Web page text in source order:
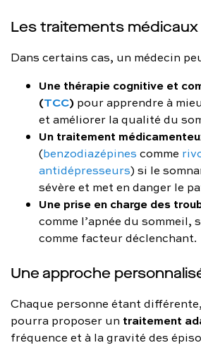
Les traitements
Dans certains cas, un médecin
Une thérapie cognitive et
(TCC) pour apprendre à
et améliorer la qualité du
Un traitement
(benzodiazépines comme
antidépresseurs) si le
sévère et met en danger le
Une prise en charge des
comme l’apnée du sommeil,
comme facteur déclenchant.
Une approche
Chaque personne étant
pourra proposer un traitement
fréquence et à la gravité des